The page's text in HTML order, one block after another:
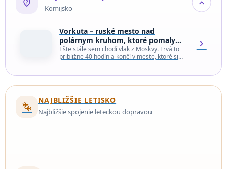
not_listed_location Komijsko expand_more
Vorkuta – ruské mesto nad
polárnym kruhom, ktoré pomaly
mizne
Ešte stále sem chodí vlak z Moskvy. Trvá to
približne 40 hodín a končí v meste, ktoré si
chevron_right
connecting_airports
NAJBLIŽŠIE LETISKO
Najbližšie spojenie leteckou dopravou